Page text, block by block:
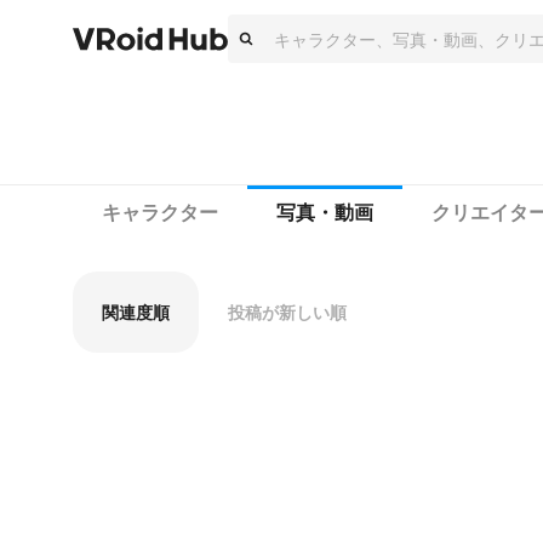
キャラクター 写真・動画 クリエイタ
関連度順 投稿が新しい順